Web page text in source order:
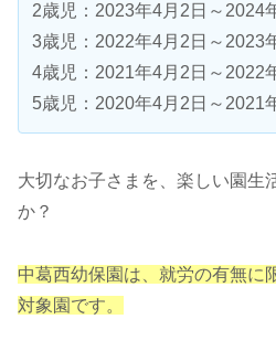
2歳児：2023年4月2日～2024
3歳児：2022年4月2日～2023
4歳児：2021年4月2日～2022
5歳児：2020年4月2日～2021
大切なお子さまを、楽しい園生
か？
中葛西幼保園は、就労の有無に
対象園です。